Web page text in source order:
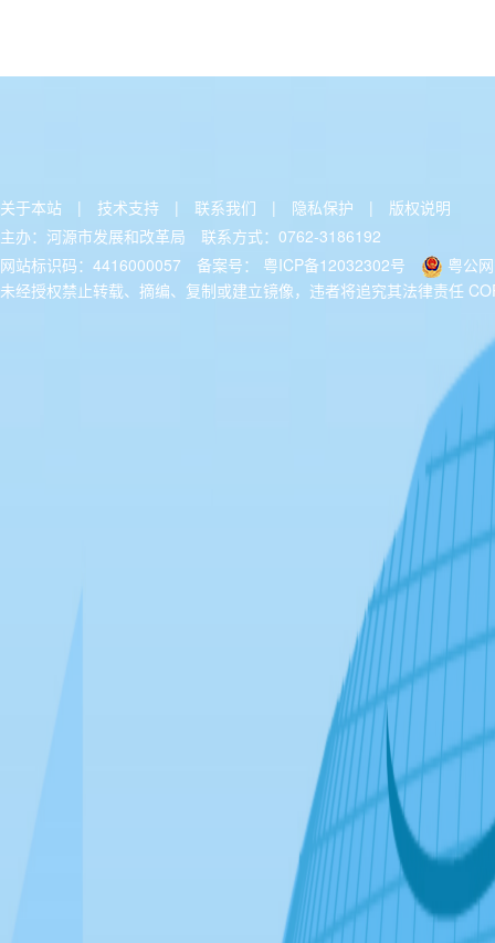
关于本站 | 技术支持 | 联系我们 | 隐私保护 |
版权说明
主办：河源市发展和改革局
联系方式：0762-3186192
网站标识码：4416000057
备案号： 粤ICP备12032302号
粤公
未经授权禁止转载、摘编、复制或建立镜像，违者将追究其法律责任